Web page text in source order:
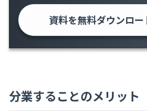
資料を無料ダウンロー
分業することのメリット